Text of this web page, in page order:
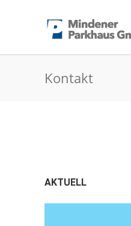
Kontakt
AKTUELL